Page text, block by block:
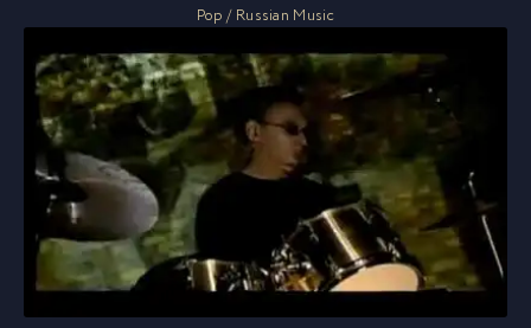
Pop / Russian Music